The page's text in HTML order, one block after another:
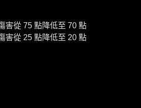
害從 75 點降低至 70 點
害從 25 點降低至 20 點